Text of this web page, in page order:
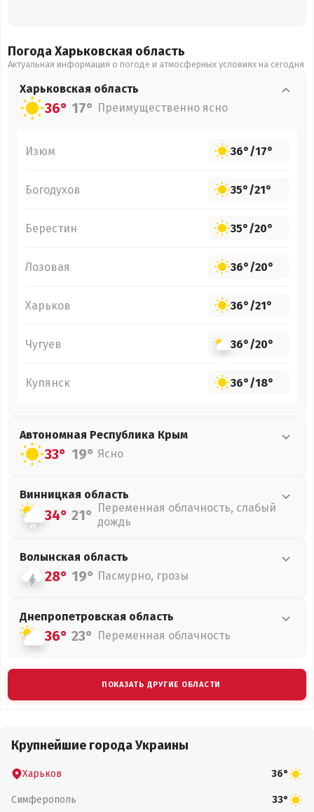
Погода Харьковская область
Актуальная информация о погоде и атмосферных условиях на сегодня
Харьковская область
36° 17° Преимущественно ясно
Изюм 36°/17°
Богодухов 35°/21°
Берестин 35°/20°
Лозовая 36°/20°
Харьков 36°/21°
Чугуев 36°/20°
Купянск 36°/18°
Автономная Республика Крым
33° 19° Ясно
Винницкая область
34° 21° Переменная облачность, слабый
дождь
Волынская область
28° 19° Пасмурно, грозы
Днепропетровская область
36° 23° Переменная облачность
ПОКАЗАТЬ ДРУГИЕ ОБЛАСТИ
Крупнейшие города Украины
Харьков 36°
Симферополь 33°